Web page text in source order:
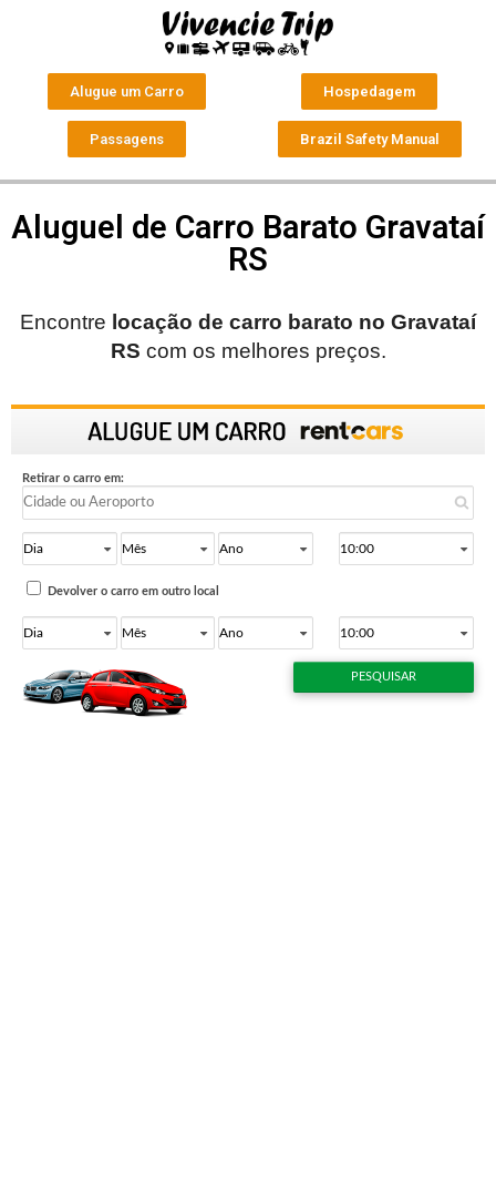
Alugue um Carro Hospedagem
Passagens Brazil Safety Manual
Aluguel de Carro Barato Gravataí
RS
Encontre locação de carro barato no Gravataí
RS com os melhores preços.